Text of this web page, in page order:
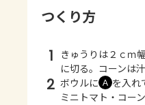
つくり方
1 きゅうりは２ｃｍ
に切る。コーンは
2 ボウルに Ａ を入れ
ミニトマト・コー